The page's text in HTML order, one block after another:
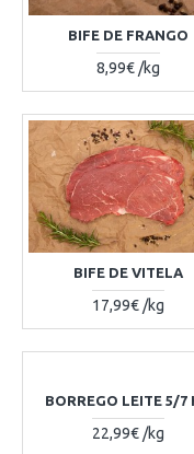
BIFE DE FRANGO
8,99€ /kg
BIFE DE VITELA
17,99€ /kg
BORREGO LEITE 5/7
22,99€ /kg